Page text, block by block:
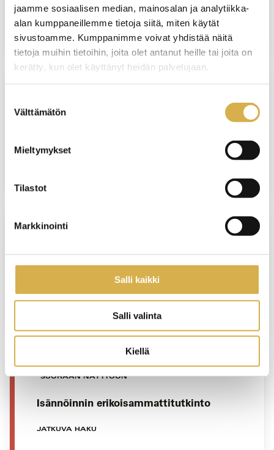
jaamme sosiaalisen median, mainosalan ja analytiikka-
alan kumppaneillemme tietoja siitä, miten käytät
sivustoamme. Kumppanimme voivat yhdistää näitä
tietoja muihin tietoihin, joita olet antanut heille tai joita on
kerätty, kun olet käyttänyt heidän palvelujaan.
valinta
Välttämätön
Mieltymykset
Tilastot
Markkinointi
Salli kaikki
Salli valinta
Kiellä
JATKUVA HAKU
Henkilöstöhallinnon osaamisala |
Liiketoiminnan erikoisammattitutkinto
SUORAAN NÄYTTÖÖN
Isännöinnin erikoisammattitutkinto
JATKUVA HAKU